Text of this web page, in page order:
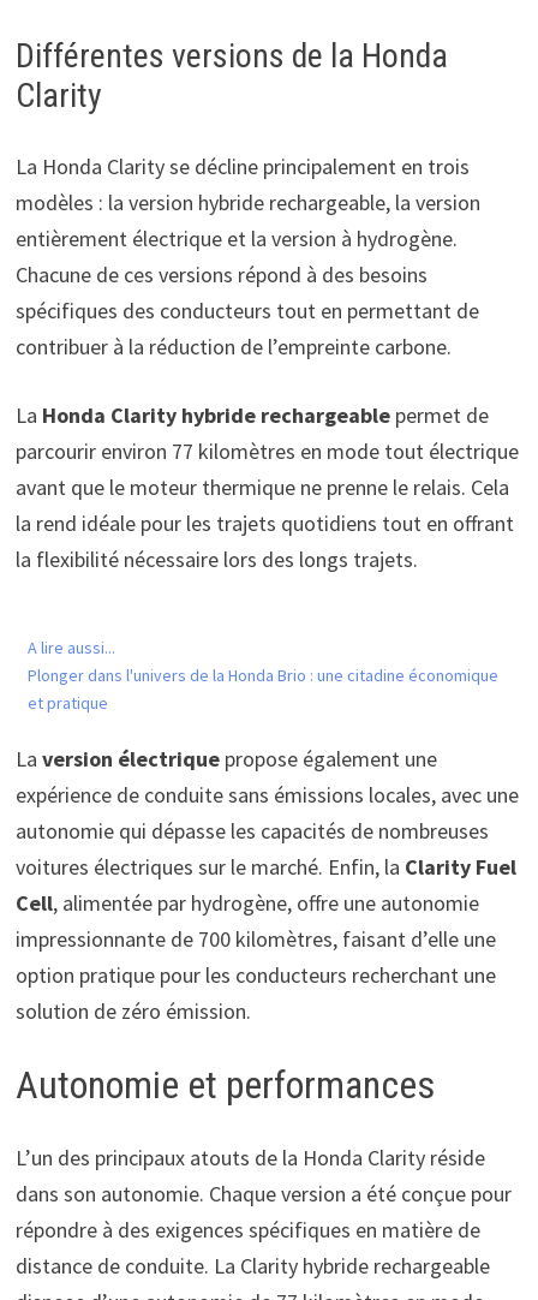
Différentes versions de la Honda
Clarity
La Honda Clarity se décline principalement en trois
modèles : la version hybride rechargeable, la version
entièrement électrique et la version à hydrogène.
Chacune de ces versions répond à des besoins
spécifiques des conducteurs tout en permettant de
contribuer à la réduction de l’empreinte carbone.
La Honda Clarity hybride rechargeablepermet de
parcourir environ 77 kilomètres en mode tout électrique
avant que le moteur thermique ne prenne le relais. Cela
la rend idéale pour les trajets quotidiens tout en offrant
la flexibilité nécessaire lors des longs trajets.
A lire aussi...
Plonger dans l'univers de la Honda Brio : une citadine économique
et pratique
La version électriquepropose également une
expérience de conduite sans émissions locales, avec une
autonomie qui dépasse les capacités de nombreuses
voitures électriques sur le marché. Enfin, la Clarity Fuel
Cell, alimentée par hydrogène, offre une autonomie
impressionnante de 700 kilomètres, faisant d’elle une
option pratique pour les conducteurs recherchant une
solution de zéro émission.
Autonomie et performances
L’un des principaux atouts de la Honda Clarity réside
dans son autonomie. Chaque version a été conçue pour
répondre à des exigences spécifiques en matière de
distance de conduite. La Clarity hybride rechargeable